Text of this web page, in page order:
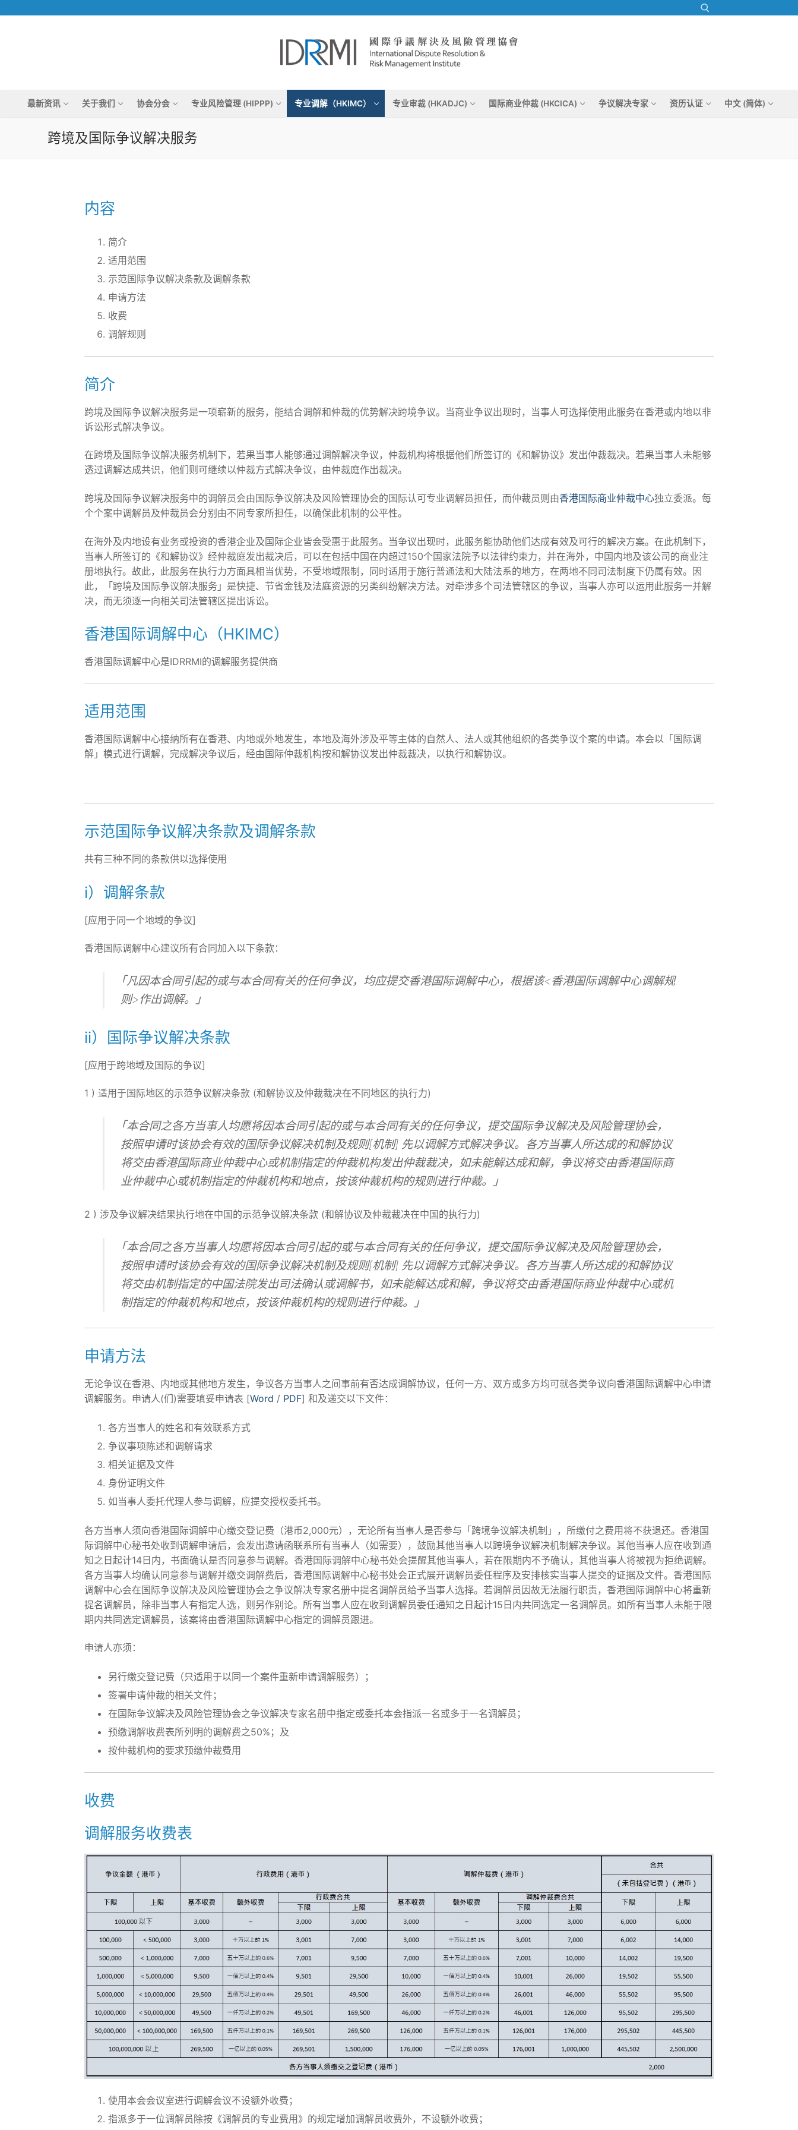
最新资讯 关于我们 协会分会 专业风险管理 (HIPPP) 专业调解（HKIMC） 专业审裁 (HKADJC) 国际商业仲裁 (HKCICA) 争议解决专家 资历认证 中文 (简体)
跨境及国际争议解决服务
内容
简介
适用范围
示范国际争议解决条款及调解条款
申请方法
收费
调解规则
简介
跨境及国际争议解决服务是一项崭新的服务，能结合调解和仲裁的优势解决跨境争议。当商业争议出现时，当事人可选择使用此服务在香港或内地以非
诉讼形式解决争议。
在跨境及国际争议解决服务机制下，若果当事人能够通过调解解决争议，仲裁机构将根据他们所签订的《和解协议》发出仲裁裁决。若果当事人未能够
透过调解达成共识，他们则可继续以仲裁方式解决争议，由仲裁庭作出裁决。
跨境及国际争议解决服务中的调解员会由国际争议解决及风险管理协会的国际认可专业调解员担任，而仲裁员则由香港国际商业仲裁中心独立委派。每
个个案中调解员及仲裁员会分别由不同专家所担任，以确保此机制的公平性。
在海外及内地设有业务或投资的香港企业及国际企业皆会受惠于此服务。当争议出现时，此服务能协助他们达成有效及可行的解决方案。在此机制下，
当事人所签订的《和解协议》经仲裁庭发出裁决后，可以在包括中国在内超过150个国家法院予以法律约束力，并在海外，中国内地及该公司的商业注
册地执行。故此，此服务在执行力方面具相当优势，不受地域限制，同时适用于施行普通法和大陆法系的地方，在两地不同司法制度下仍属有效。因
此，「跨境及国际争议解决服务」是快捷、节省金钱及法庭资源的另类纠纷解决方法。对牵涉多个司法管辖区的争议，当事人亦可以运用此服务一并解
决，而无须逐一向相关司法管辖区提出诉讼。
香港国际调解中心（HKIMC）
香港国际调解中心是IDRRMI的调解服务提供商
适用范围
香港国际调解中心接纳所有在香港、内地或外地发生，本地及海外涉及平等主体的自然人、法人或其他组织的各类争议个案的申请。本会以「国际调
解」模式进行调解，完成解决争议后，经由国际仲裁机构按和解协议发出仲裁裁决，以执行和解协议。
示范国际争议解决条款及调解条款
共有三种不同的条款供以选择使用
i）调解条款
[应用于同一个地域的争议]
香港国际调解中心建议所有合同加入以下条款：
｢凡因本合同引起的或与本合同有关的任何争议，均应提交香港国际调解中心，根据该<香港国际调解中心调解规
则>作出调解。」
ii）国际争议解决条款
[应用于跨地域及国际的争议]
1 ) 适用于国际地区的示范争议解决条款 (和解协议及仲裁裁决在不同地区的执行力)
｢本合同之各方当事人均愿将因本合同引起的或与本合同有关的任何争议，提交国际争议解决及风险管理协会，
按照申请时该协会有效的国际争议解决机制及规则[机制] 先以调解方式解决争议。各方当事人所达成的和解协议
将交由香港国际商业仲裁中心或机制指定的仲裁机构发出仲裁裁决，如未能解达成和解，争议将交由香港国际商
业仲裁中心或机制指定的仲裁机构和地点，按该仲裁机构的规则进行仲裁。」
2 ) 涉及争议解决结果执行地在中国的示范争议解决条款 (和解协议及仲裁裁决在中国的执行力)
｢本合同之各方当事人均愿将因本合同引起的或与本合同有关的任何争议，提交国际争议解决及风险管理协会，
按照申请时该协会有效的国际争议解决机制及规则[机制] 先以调解方式解决争议。各方当事人所达成的和解协议
将交由机制指定的中国法院发出司法确认或调解书，如未能解达成和解，争议将交由香港国际商业仲裁中心或机
制指定的仲裁机构和地点，按该仲裁机构的规则进行仲裁。」
申请方法
无论争议在香港、内地或其他地方发生，争议各方当事人之间事前有否达成调解协议，任何一方、双方或多方均可就各类争议向香港国际调解中心申请
调解服务。申请人(们)需要填妥申请表 [Word / PDF] 和及递交以下文件：
各方当事人的姓名和有效联系方式
争议事项陈述和调解请求
相关证据及文件
身份证明文件
如当事人委托代理人参与调解，应提交授权委托书。
各方当事人须向香港国际调解中心缴交登记费（港币2,000元），无论所有当事人是否参与「跨境争议解决机制」，所缴付之费用将不获退还。香港国
际调解中心秘书处收到调解申请后，会发出邀请函联系所有当事人（如需要），鼓励其他当事人以跨境争议解决机制解决争议。其他当事人应在收到通
知之日起计14日内，书面确认是否同意参与调解。香港国际调解中心秘书处会提醒其他当事人，若在限期内不予确认，其他当事人将被视为拒绝调解。
各方当事人均确认同意参与调解并缴交调解费后，香港国际调解中心秘书处会正式展开调解员委任程序及安排核实当事人提交的证据及文件。香港国际
调解中心会在国际争议解决及风险管理协会之争议解决专家名册中提名调解员给予当事人选择。若调解员因故无法履行职责，香港国际调解中心将重新
提名调解员，除非当事人有指定人选，则另作别论。所有当事人应在收到调解员委任通知之日起计15日内共同选定一名调解员。如所有当事人未能于限
期内共同选定调解员，该案将由香港国际调解中心指定的调解员跟进。
申请人亦须：
另行缴交登记费（只适用于以同一个案件重新申请调解服务）；
签署申请仲裁的相关文件；
在国际争议解决及风险管理协会之争议解决专家名册中指定或委托本会指派一名或多于一名调解员；
预缴调解收费表所列明的调解费之50%；及
按仲裁机构的要求预缴仲裁费用
收费
调解服务收费表
使用本会会议室进行调解会议不设额外收费；
指派多于一位调解员除按《调解员的专业费用》的规定增加调解员收费外，不设额外收费；